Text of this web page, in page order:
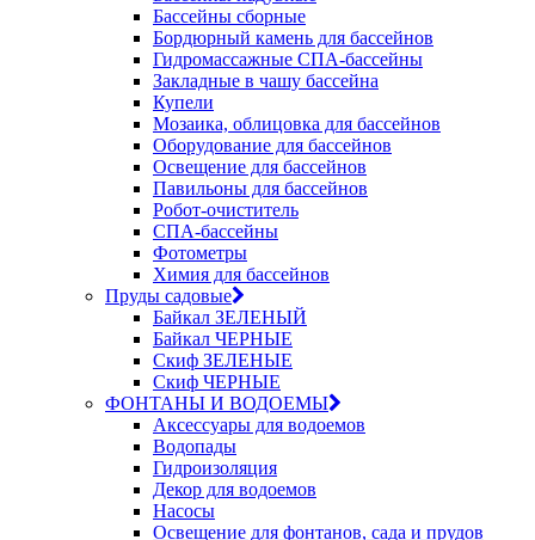
Бассейны сборные
Бордюрный камень для бассейнов
Гидромассажные СПА-бассейны
Закладные в чашу бассейна
Купели
Мозаика, облицовка для бассейнов
Оборудование для бассейнов
Освещение для бассейнов
Павильоны для бассейнов
Робот-очиститель
СПА-бассейны
Фотометры
Химия для бассейнов
Пруды садовые
Байкал ЗЕЛЕНЫЙ
Байкал ЧЕРНЫЕ
Скиф ЗЕЛЕНЫЕ
Скиф ЧЕРНЫЕ
ФОНТАНЫ И ВОДОЕМЫ
Аксессуары для водоемов
Водопады
Гидроизоляция
Декор для водоемов
Насосы
Освещение для фонтанов, сада и прудов